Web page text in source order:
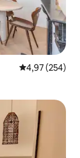
Vidutinis
4,97 (254)